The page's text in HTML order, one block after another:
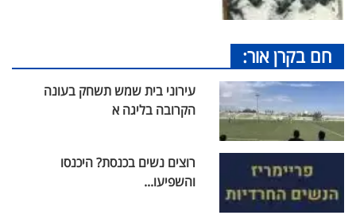
חם בקרן אור:
עירוני בית שמש תשחק בעונה
הקרובה בליגה א
רוצים נשים בכנסת? היכנסו
והשפיעו...